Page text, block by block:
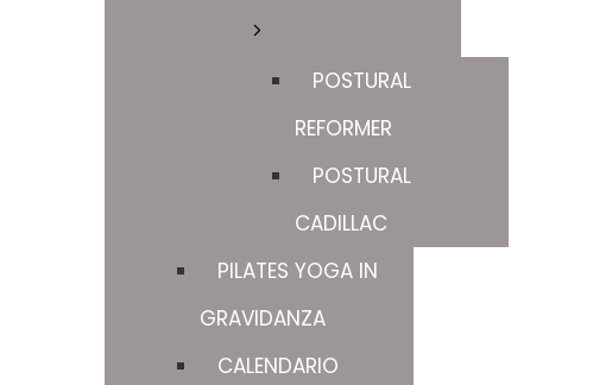
POSTURAL
REFORMER
POSTURAL
CADILLAC
PILATES YOGA IN
GRAVIDANZA
CALENDARIO